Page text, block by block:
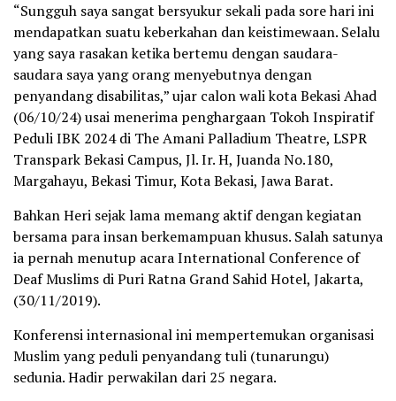
“Sungguh saya sangat bersyukur sekali pada sore hari ini
mendapatkan suatu keberkahan dan keistimewaan. Selalu
yang saya rasakan ketika bertemu dengan saudara-
saudara saya yang orang menyebutnya dengan
penyandang disabilitas,” ujar calon wali kota Bekasi Ahad
(06/10/24) usai menerima penghargaan Tokoh Inspiratif
Peduli IBK 2024 di The Amani Palladium Theatre, LSPR
Transpark Bekasi Campus, Jl. Ir. H, Juanda No.180,
Margahayu, Bekasi Timur, Kota Bekasi, Jawa Barat.
Bahkan Heri sejak lama memang aktif dengan kegiatan
bersama para insan berkemampuan khusus. Salah satunya
ia pernah menutup acara International Conference of
Deaf Muslims di Puri Ratna Grand Sahid Hotel, Jakarta,
(30/11/2019).
Konferensi internasional ini mempertemukan organisasi
Muslim yang peduli penyandang tuli (tunarungu)
sedunia. Hadir perwakilan dari 25 negara.